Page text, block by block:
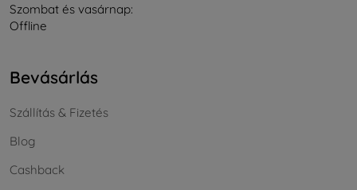
Szombat és vasárnap:
Offline
Bevásárlás
Szállítás & Fizetés
Blog
Cashback